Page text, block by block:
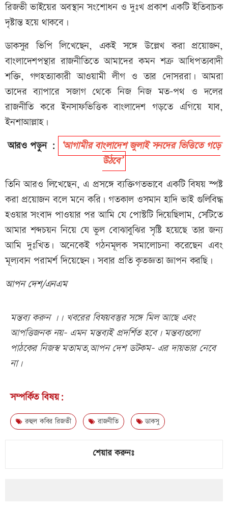
রিজভী ভাইয়ের অবস্থান সংশোধন ও দুঃখ প্রকাশ একটি ইতিবাচক
দৃষ্টান্ত হয়ে থাকবে।
ডাকসুর ভিপি লিখেছেন, একই সঙ্গে উল্লেখ করা প্রয়োজন,
বাংলাদেশপন্থার রাজনীতিতে আমাদের কমন শত্রু আধিপত্যবাদী
শক্তি, গণহত্যাকারী আওয়ামী লীগ ও তার দোসররা। আমরা
তাদের ব্যাপারে সজাগ থেকে নিজ নিজ মত-পথ ও দলের
রাজনীতি করে ইনসাফভিত্তিক বাংলাদেশ গড়তে এগিয়ে যাব,
ইনশাআল্লাহ।
আরও পড়ুন : ‘আগামীর বাংলাদেশ জুলাই সনদের ভিত্তিতে গড়ে
উঠবে’
তিনি আরও লিখেছেন, এ প্রসঙ্গে ব্যক্তিগতভাবে একটি বিষয় স্পষ্ট
করা প্রয়োজন বলে মনে করি। গতকাল ওসমান হাদি ভাই গুলিবিদ্ধ
হওয়ার সংবাদ পাওয়ার পর আমি যে পোস্টটি দিয়েছিলাম, সেটিতে
আমার শব্দচয়ন নিয়ে যে ভুল বোঝাবুঝির সৃষ্টি হয়েছে তার জন্য
আমি দুঃখিত। অনেকেই গঠনমূলক সমালোচনা করেছেন এবং
মূল্যবান পরামর্শ দিয়েছেন। সবার প্রতি কৃতজ্ঞতা জ্ঞাপন করছি।
আপন দেশ/এনএম
মন্তব্য করুন ।। খবরের বিষয়বস্তুর সঙ্গে মিল আছে এবং
আপত্তিজনক নয়- এমন মন্তব্যই প্রদর্শিত হবে। মন্তব্যগুলো
পাঠকের নিজস্ব মতামত,আপন দেশ ডটকম- এর দায়ভার নেবে
না।
সম্পর্কিত বিষয়:
রুহুল কবির রিজভী রাজনীতি ডাকসু
শেয়ার করুনঃ